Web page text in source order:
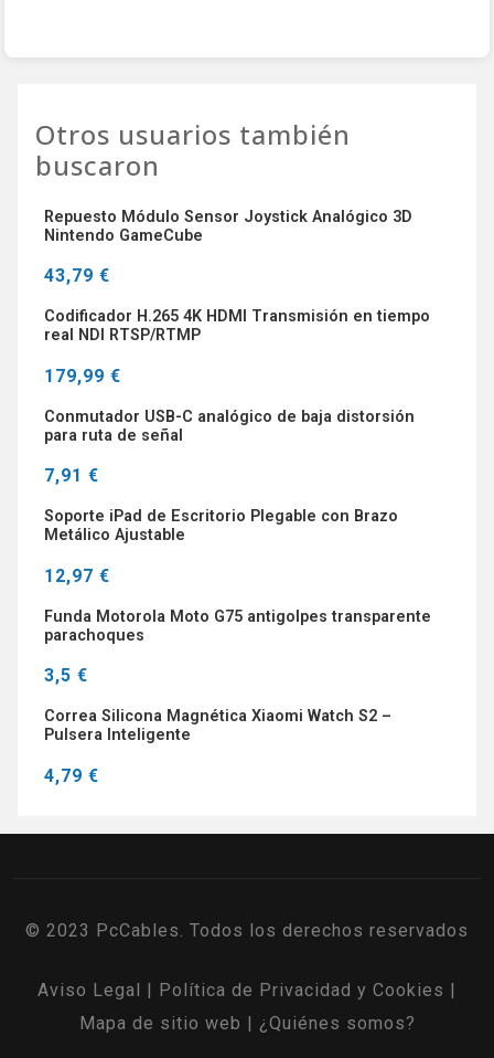
Otros usuarios también
buscaron
Repuesto Módulo Sensor Joystick Analógico 3D
Nintendo GameCube
43,79 €
Codificador H.265 4K HDMI Transmisión en tiempo
real NDI RTSP/RTMP
179,99 €
Conmutador USB-C analógico de baja distorsión
para ruta de señal
7,91 €
Soporte iPad de Escritorio Plegable con Brazo
Metálico Ajustable
12,97 €
Funda Motorola Moto G75 antigolpes transparente
parachoques
3,5 €
Correa Silicona Magnética Xiaomi Watch S2 –
Pulsera Inteligente
4,79 €
© 2023 PcCables. Todos los derechos reservados
Aviso Legal | Política de Privacidad y Cookies |
Mapa de sitio web | ¿Quiénes somos?